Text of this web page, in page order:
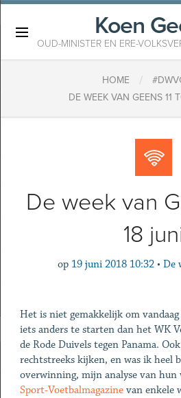
Koen
OUD-MINISTER EN ERE-
HOME /
DE WEEK VAN GEENS 11
De week van
18
op 19 juni 2018 10:32 • De
Het is niet gemakkelijk om
iets anders te starten dan het WK
de Rode Duivels tegen Panama.
rechtstreeks kijken, en was ik heel
overwinning, mijn analyse van hun
Sport-Voetbalmagazinevan enkele